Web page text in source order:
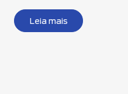
Leia mais